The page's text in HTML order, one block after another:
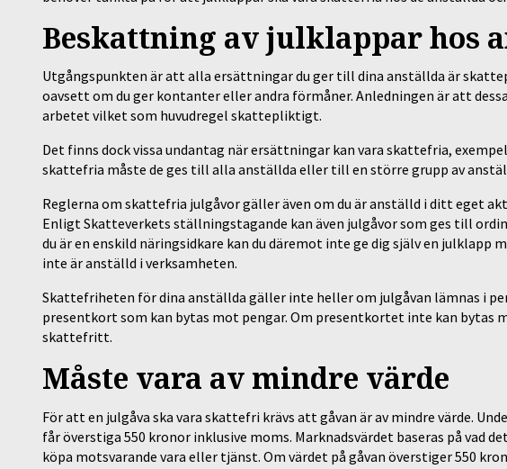
Beskattning av julklappar hos
Utgångspunkten är att alla ersättningar du ger till dina anställda är
oavsett om du ger kontanter eller andra förmåner. Anledningen är att
arbetet vilket som huvudregel skattepliktigt.
Det finns dock vissa undantag när ersättningar kan vara skattefria,
skattefria måste de ges till alla anställda eller till en större grupp av
Reglerna om skattefria julgåvor gäller även om du är anställd i ditt eget
Enligt Skatteverkets ställningstagande kan även julgåvor som ges till
du är en enskild näringsidkare kan du däremot inte ge dig själv en julklapp
inte är anställd i verksamheten.
Skattefriheten för dina anställda gäller inte heller om julgåvan lämnas i
presentkort som kan bytas mot pengar. Om presentkortet inte kan bytas
skattefritt.
Måste vara av mindre värde
För att en julgåva ska vara skattefri krävs att gåvan är av mindre värde.
får överstiga 550 kronor inklusive moms. Marknadsvärdet baseras på vad
köpa motsvarande vara eller tjänst. Om värdet på gåvan överstiger 550